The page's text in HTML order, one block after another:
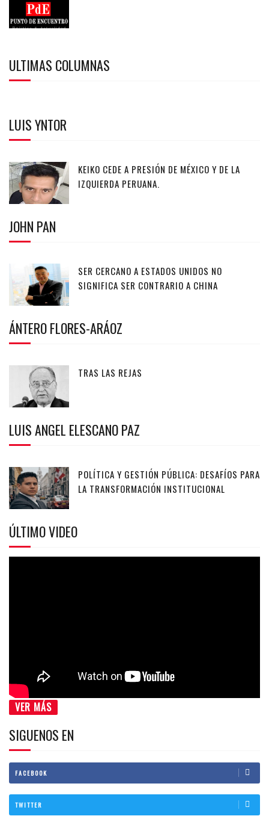
ULTIMAS COLUMNAS
LUIS YNTOR
KEIKO CEDE A PRESIÓN DE MÉXICO Y DE LA
IZQUIERDA PERUANA.
JOHN PAN
SER CERCANO A ESTADOS UNIDOS NO
SIGNIFICA SER CONTRARIO A CHINA
ÁNTERO FLORES-ARÁOZ
TRAS LAS REJAS
LUIS ANGEL ELESCANO PAZ
POLÍTICA Y GESTIÓN PÚBLICA: DESAFÍOS PARA
LA TRANSFORMACIÓN INSTITUCIONAL
ÚLTIMO VIDEO
VER MÁS
SIGUENOS EN
FACEBOOK
TWITTER